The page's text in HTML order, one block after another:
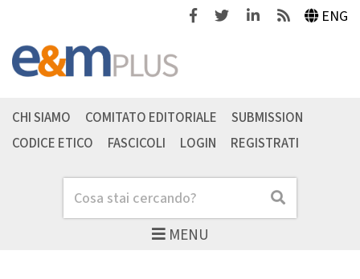
FacebookTwitterLinkedinFeeds ENG
MENU
Cerca Cerca
CHI SIAMO COMITATO EDITORIALE
SUBMISSION
CODICE ETICO
FASCICOLI LOGIN REGISTRATI